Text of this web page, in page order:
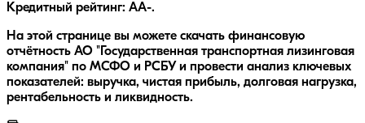
Кредитный рейтинг: AA-.
На этой странице вы можете скачать финансовую
отчётность АО "Государственная транспортная лизинговая
компания" по МСФО и РСБУ и провести анализ ключевых
показателей: выручка, чистая прибыль, долговая нагрузка,
рентабельность и ликвидность.